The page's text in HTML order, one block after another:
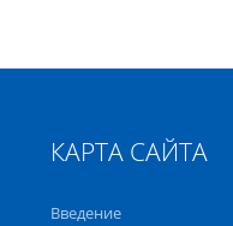
КАРТА САЙТА
Введение